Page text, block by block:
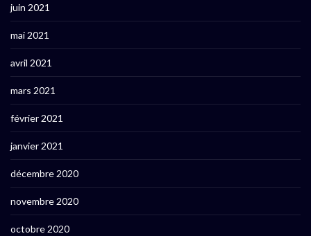
juin 2021
mai 2021
avril 2021
mars 2021
février 2021
janvier 2021
décembre 2020
novembre 2020
octobre 2020